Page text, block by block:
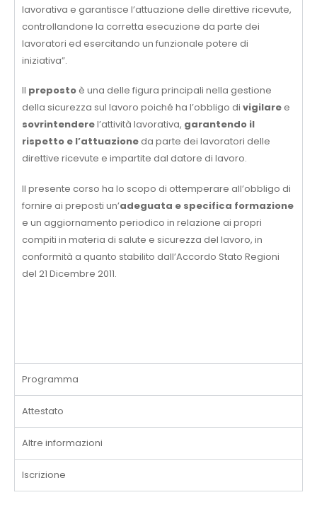
lavorativa e garantisce l’attuazione delle direttive ricevute,
controllandone la corretta esecuzione da parte dei
lavoratori ed esercitando un funzionale potere di
iniziativa”.
Il preposto è una delle figura principali nella gestione
della sicurezza sul lavoro poiché ha l’obbligo di vigilare e
sovrintenderel’attività lavorativa, garantendo il
rispetto e l’attuazioneda parte dei lavoratori delle
direttive ricevute e impartite dal datore di lavoro.
Il presente corso ha lo scopo di ottemperare all’obbligo di
fornire ai preposti un’adeguata e specifica formazione
e un aggiornamento periodico in relazione ai propri
compiti in materia di salute e sicurezza del lavoro, in
conformità a quanto stabilito dall’Accordo Stato Regioni
del 21 Dicembre 2011.
Programma
Attestato
Altre informazioni
Iscrizione